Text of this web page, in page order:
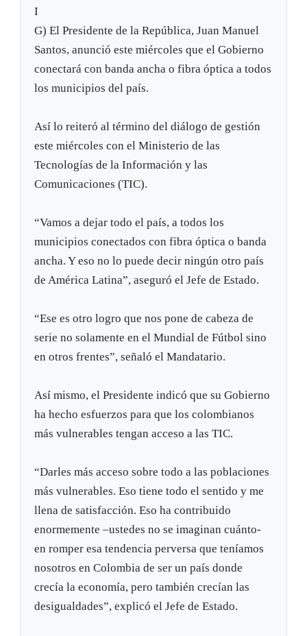
I
G) El Presidente de la República, Juan Manuel
Santos, anunció este miércoles que el Gobierno
conectará con banda ancha o fibra óptica a todos
los municipios del país.
Así lo reiteró al término del diálogo de gestión
este miércoles con el Ministerio de las
Tecnologías de la Información y las
Comunicaciones (TIC).
“Vamos a dejar todo el país, a todos los
municipios conectados con fibra óptica o banda
ancha. Y eso no lo puede decir ningún otro país
de América Latina”, aseguró el Jefe de Estado.
“Ese es otro logro que nos pone de cabeza de
serie no solamente en el Mundial de Fútbol sino
en otros frentes”, señaló el Mandatario.
Así mismo, el Presidente indicó que su Gobierno
ha hecho esfuerzos para que los colombianos
más vulnerables tengan acceso a las TIC.
“Darles más acceso sobre todo a las poblaciones
más vulnerables. Eso tiene todo el sentido y me
llena de satisfacción. Eso ha contribuido
enormemente –ustedes no se imaginan cuánto-
en romper esa tendencia perversa que teníamos
nosotros en Colombia de ser un país donde
crecía la economía, pero también crecían las
desigualdades”, explicó el Jefe de Estado.